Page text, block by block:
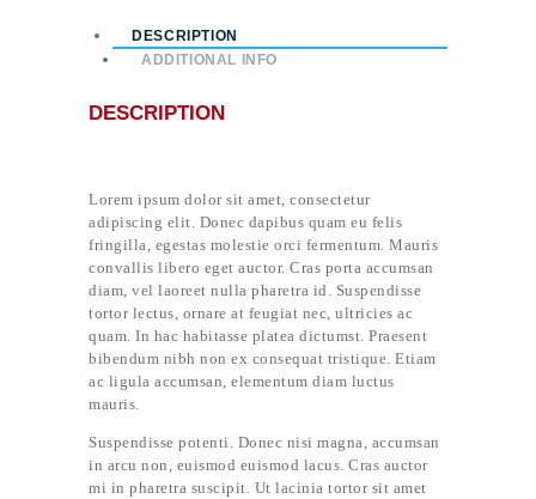
DESCRIPTION
ADDITIONAL INFO
DESCRIPTION
Lorem ipsum dolor sit amet, consectetur
adipiscing elit. Donec dapibus quam eu felis
fringilla, egestas molestie orci fermentum. Mauris
convallis libero eget auctor. Cras porta accumsan
diam, vel laoreet nulla pharetra id. Suspendisse
tortor lectus, ornare at feugiat nec, ultricies ac
quam. In hac habitasse platea dictumst. Praesent
bibendum nibh non ex consequat tristique. Etiam
ac ligula accumsan, elementum diam luctus
mauris.
Suspendisse potenti. Donec nisi magna, accumsan
in arcu non, euismod euismod lacus. Cras auctor
mi in pharetra suscipit. Ut lacinia tortor sit amet